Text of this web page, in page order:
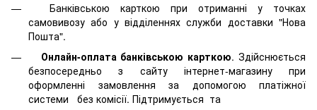
Банківською карткою при отриманні у точках
самовивозу або у відділеннях служби доставки "Нова
Пошта".
Онлайн-оплата банківською карткою. Здійснюється
безпосередньо з сайту інтернет-магазину при
оформленні замовлення за допомогою платіжної
системи
без комісії. Підтримується та